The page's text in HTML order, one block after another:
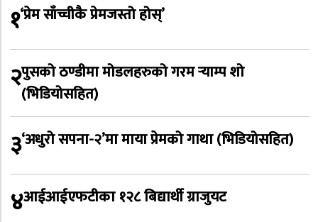
१‘प्रेम साँच्चीकै प्रेमजस्तो होस्’
२पुसको ठण्डीमा मोडलहरुको गरम र्‍याम्प शो
(भिडियोसहित)
३‘अधुरो सपना-२’मा माया प्रेमको गाथा (भिडियोसहित)
४आईआईएफटीका १२८ बिद्यार्थी ग्राजुयट